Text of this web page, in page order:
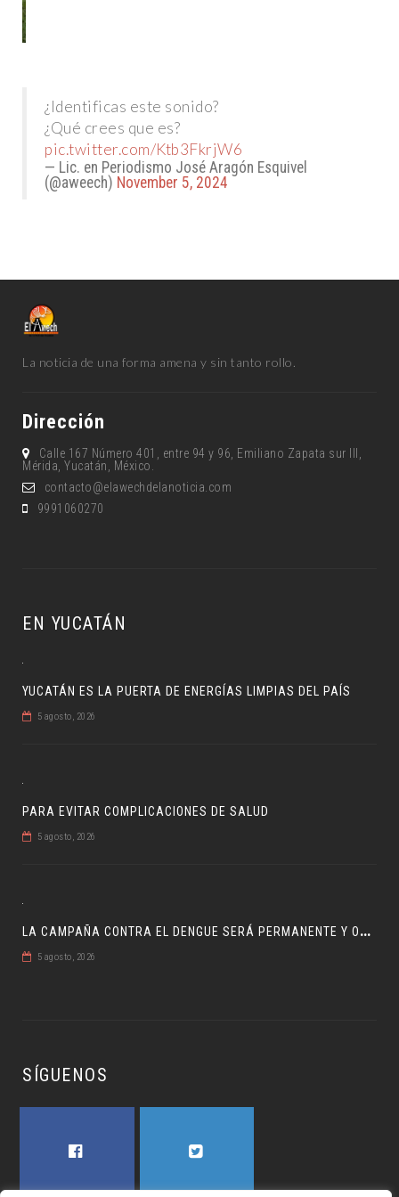
¿Identificas este sonido?
¿Qué crees que es?
pic.twitter.com/Ktb3FkrjW6
— Lic. en Periodismo José Aragón Esquivel
(@aweech) November 5, 2024
La noticia de una forma amena y sin tanto rollo.
Dirección
Calle 167 Número 401, entre 94 y 96, Emiliano Zapata sur lll,
Mérida, Yucatán, México.
contacto@elawechdelanoticia.com
9991060270
EN YUCATÁN
YUCATÁN ES LA PUERTA DE ENERGÍAS LIMPIAS DEL PAÍS
5 agosto, 2026
PARA EVITAR COMPLICACIONES DE SALUD
5 agosto, 2026
L
A CAMPAÑA CONTRA EL DENGUE SERÁ PERMANENTE Y ORDENADA
5 agosto, 2026
SÍGUENOS